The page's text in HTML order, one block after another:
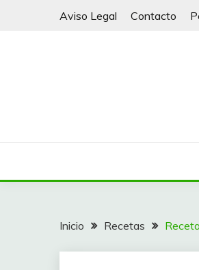
Aviso Legal Contacto
Inicio Recetas